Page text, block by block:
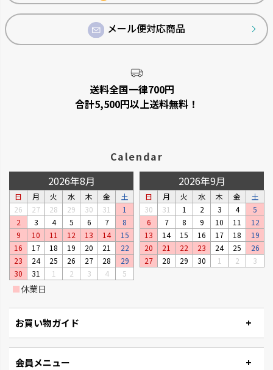
菜園上手
野菜を上手に育てる機能が充実
しています。
シャンファー
廃棄される食品資源を利用して
います。
ベビーリーフプランター
窓辺やキッチンで、手軽に菜園が
楽しめるプランターです。
ステッチ
やさしいたたずまいのプランタ
ーです。
メール便対応商品
送料全国一律700円
合計5,500円以上送料無料！
Calendar
2026年8月
日 月 火 水 木 金
土
26
27 28 29 30 31
1
2
3 4 5 6 7
8
9
10 11 12 13 14
15
16
17 18 19 20 21
22
23
24 25 26 27 28
29
30
31 1 2 3 4 5
2026年9月
日 月 火 水 木 金
土
30
31 1 2 3 4
5
6
7 8 9 10 11
12
13
14 15 16 17 18
19
20
21 22 23 24 25
26
27
28 29 30 1 2 3
■休業日
お買い物ガイド
会員メニュー